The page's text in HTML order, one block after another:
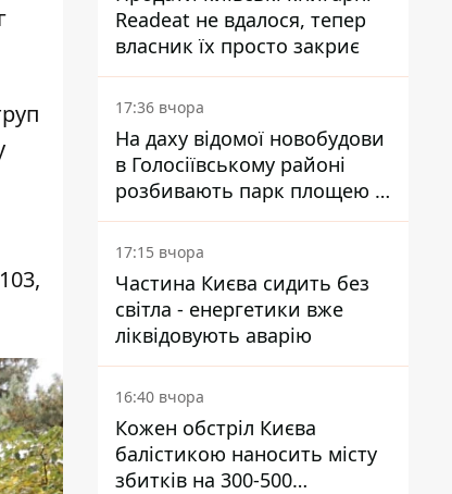
Readeat не вдалося, тепер
власник їх просто закриє
17:36 вчора
На даху відомої новобудови
в Голосіївському районі
розбивають парк площею в
гектар
17:15 вчора
Частина Києва сидить без
світла - енергетики вже
ліквідовують аварію
16:40 вчора
Кожен обстріл Києва
балістикою наносить місту
збитків на 300-500